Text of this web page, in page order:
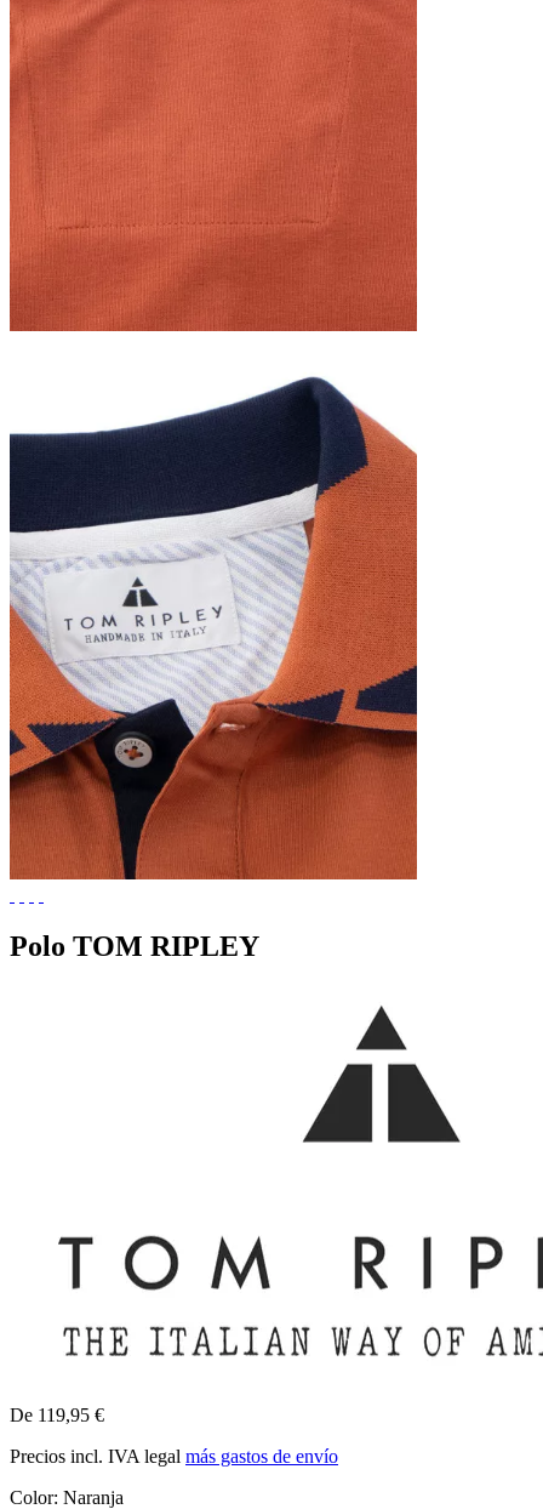
Polo TOM RIPLEY
De 119,95 €
Precios incl. IVA legal más gastos de envío
Color: Naranja